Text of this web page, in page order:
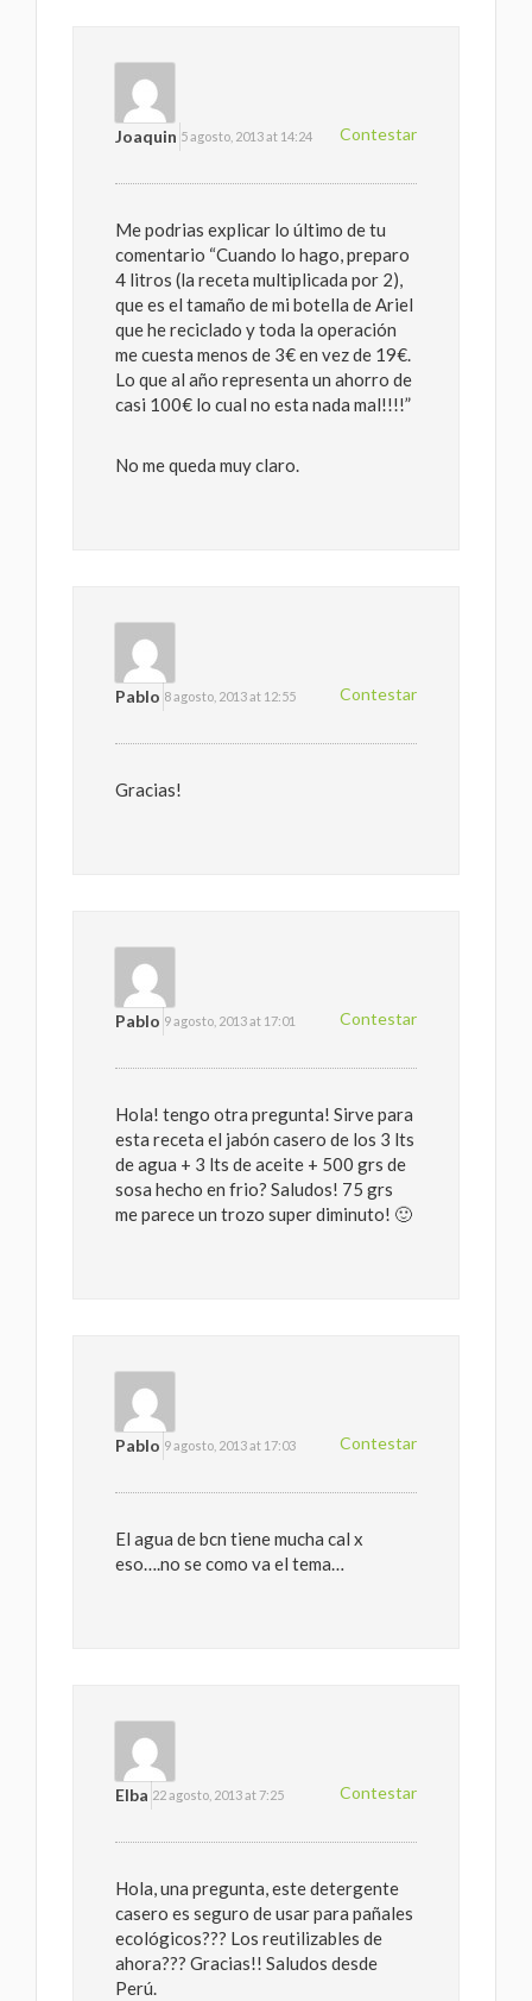
Contestar
Joaquin 5 agosto, 2013 at 14:24
Me podrias explicar lo último de tu
comentario “Cuando lo hago, preparo
4 litros (la receta multiplicada por 2),
que es el tamaño de mi botella de Ariel
que he reciclado y toda la operación
me cuesta menos de 3€ en vez de 19€.
Lo que al año representa un ahorro de
casi 100€ lo cual no esta nada mal!!!!”
No me queda muy claro.
Contestar
Pablo 8 agosto, 2013 at 12:55
Gracias!
Contestar
Pablo 9 agosto, 2013 at 17:01
Hola! tengo otra pregunta! Sirve para
esta receta el jabón casero de los 3 lts
de agua + 3 lts de aceite + 500 grs de
sosa hecho en frio? Saludos! 75 grs
me parece un trozo super diminuto! 🙂
Contestar
Pablo 9 agosto, 2013 at 17:03
El agua de bcn tiene mucha cal x
eso….no se como va el tema…
Contestar
Elba 22 agosto, 2013 at 7:25
Hola, una pregunta, este detergente
casero es seguro de usar para pañales
ecológicos??? Los reutilizables de
ahora??? Gracias!! Saludos desde
Perú.